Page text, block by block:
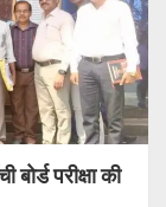
परीक्षा की